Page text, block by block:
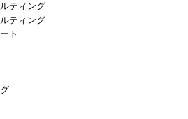
ティング
ティング
ト